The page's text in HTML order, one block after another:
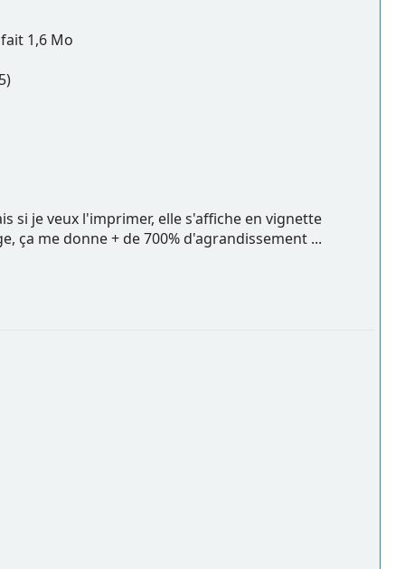
1,6 Mo
si je veux l'imprimer, elle s'affiche en vignette
ça me donne + de 700% d'agrandissement ...